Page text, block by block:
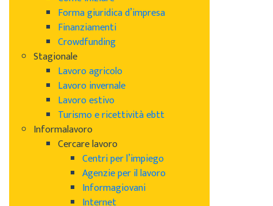
Forma giuridica d’impresa
Finanziamenti
Crowdfunding
Stagionale
Lavoro agricolo
Lavoro invernale
Lavoro estivo
Turismo e ricettività ebtt
Informalavoro
Cercare lavoro
Centri per l’impiego
Agenzie per il lavoro
Informagiovani
Internet